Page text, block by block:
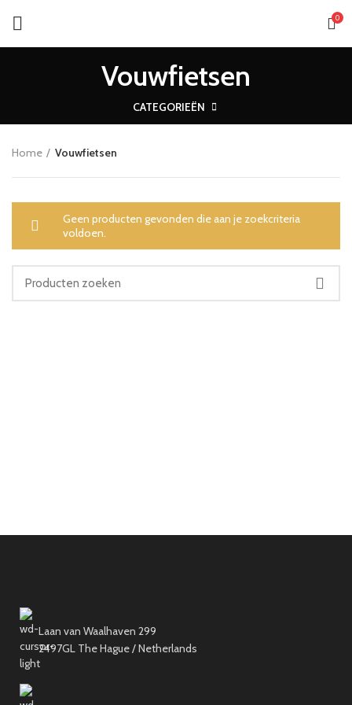
0
Vouwfietsen
CATEGORIEËN
Home Vouwfietsen
Geen producten gevonden die aan je zoekcriteria
voldoen.
Laan van Waalhaven 299
2497GL The Hague / Netherlands